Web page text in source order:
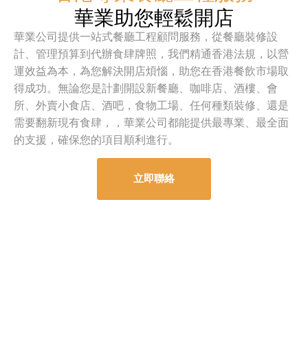
華業助您輕鬆開店
華業公司提供一站式餐廳工程顧問服務，從餐廳裝修設
計、管理預算到代辦食肆牌照，我們精通香港法規，以營
運效益為本，為您解決開店煩惱，助您在香港餐飲市場取
得成功。無論您是計劃開設新餐廳、咖啡店、酒樓、會
所、外賣小食店、酒吧，食物工場、任何種類裝修、還是
需要翻新現有食肆，，華業公司都能提供最專業、最全面
的支援，確保您的項目順利進行。
立即聯絡